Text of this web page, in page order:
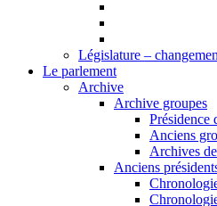
Législature –
Le parlement
Archive
Archive groupes
Présidence
Anciens
Archives
Anciens